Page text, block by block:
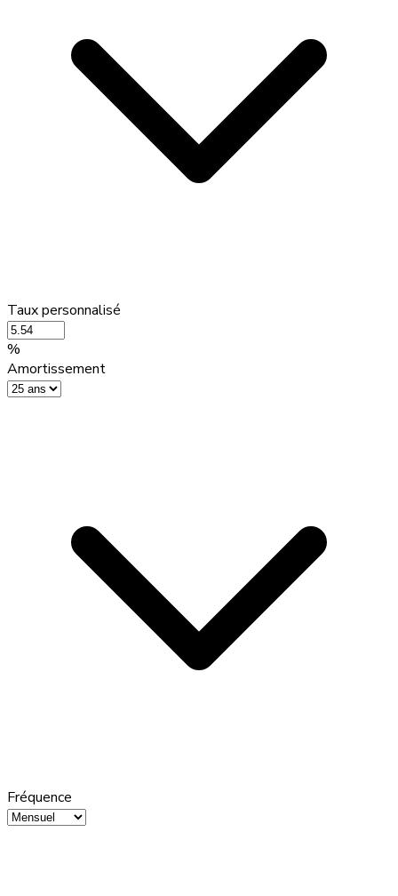
Taux personnalisé
%
Amortissement
Fréquence